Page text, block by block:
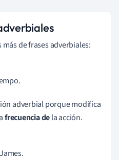
de frases adverbiales:
adverbial porque modifica
frecuencia dela acción.